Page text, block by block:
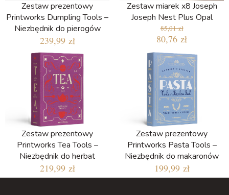
Zestaw prezentowy
Printworks Dumpling Tools –
Niezbędnik do pierogów
239,99 zł
Zestaw miarek x8 Joseph
Joseph Nest Plus Opal
85,01 zł
80,76 zł
Zestaw prezentowy
Printworks Tea Tools –
Niezbędnik do herbat
219,99 zł
Zestaw prezentowy
Printworks Pasta Tools –
Niezbędnik do makaronów
199,99 zł